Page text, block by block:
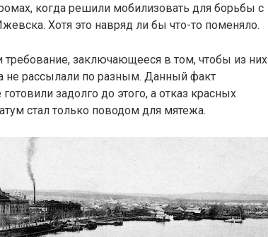
когда решили мобилизовать для борьбы с
Хотя это навряд ли бы что-то поменяло.
заключающееся в том, чтобы из них
не рассылали по разным. Данный факт
задолго до этого, а отказ красных
стал только поводом для мятежа.